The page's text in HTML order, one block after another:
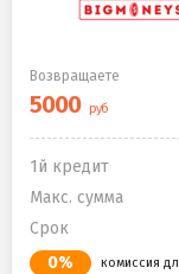
Возвращаете
1й кредит
Макс. сумма
Срок
0% комиссия